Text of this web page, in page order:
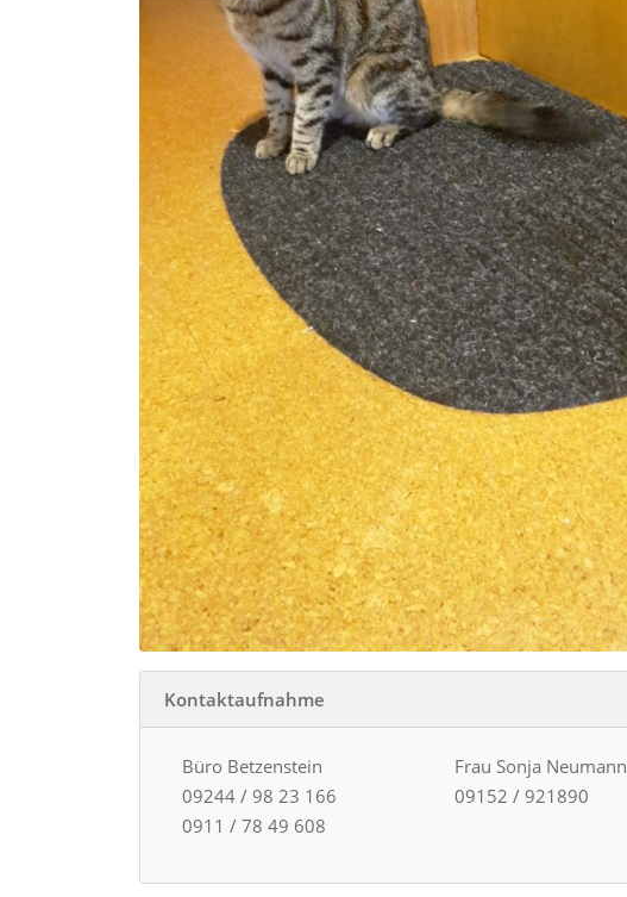
Kontaktaufnahme
Büro Betzenstein
09244 / 98 23 166
0911 / 78 49 608
Frau Sonja Neumann
09152 / 921890